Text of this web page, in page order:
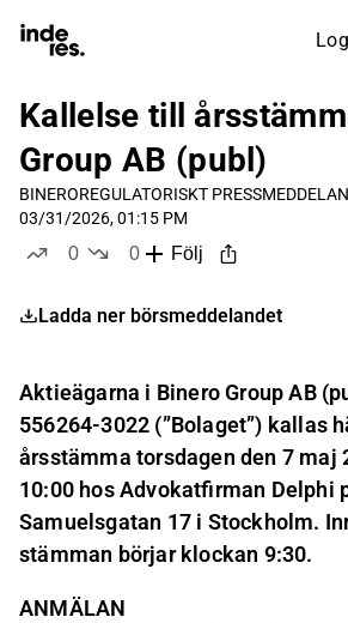
Kallelse till
Group AB (publ)
BINEROREGULATORISKT
03/31/2026, 01:15 PM
0
0
Följ
Ladda ner börsmeddelandet
Aktieägarna i Binero Group AB
556264-3022 (”Bolaget”) kallas
årsstämma torsdagen den 7 maj
10:00 hos Advokatfirman Delphi
Samuelsgatan 17 i Stockholm.
stämman börjar klockan 9:30.
ANMÄLAN